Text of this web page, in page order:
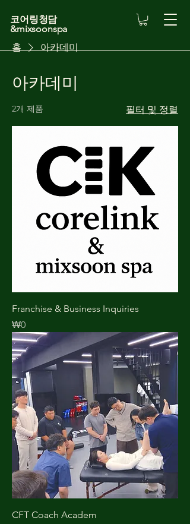
코어링청담
&mixsoonspa
홈
아카데미
아카데미
2개 제품 필터 및 정렬
Franchise & Business Inquiries
가격
₩0
CFT Coach Academ